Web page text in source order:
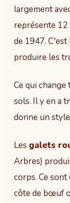
largement
représente 12
de 1947. C'est
produire les
Ce qui
sols. Il y en a
donne un
Les galets
Arbres)
corps. Ce
côte de bœuf